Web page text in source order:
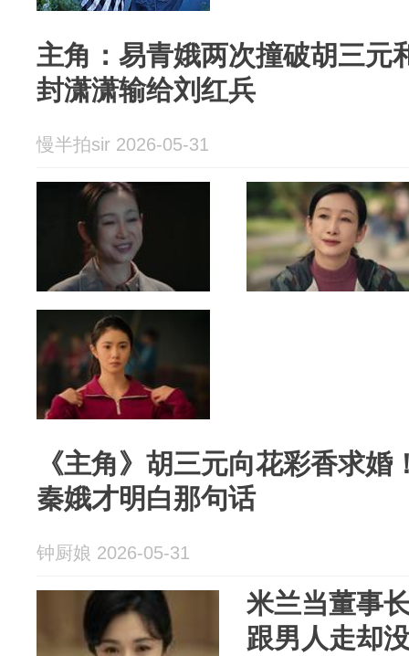
主角：易青娥两次撞破胡三元
封潇潇输给刘红兵
慢半拍sir 2026-05-31
《主角》胡三元向花彩香求
秦娥才明白那句话
钟厨娘 2026-05-31
米兰当董事
跟男人走却